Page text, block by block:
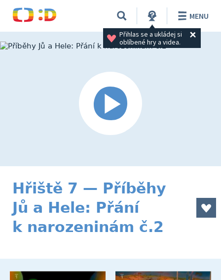
Přihlas se a ukládej si
oblíbené hry a videa.
MENU
Hřiště 7 — Příběhy
Jů a Hele: Přání
k narozeninám č.2